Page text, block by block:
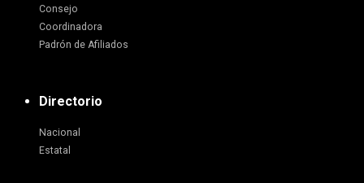
Consejo
Coordinadora
Padrón de Afiliados
Directorio
Nacional
Estatal